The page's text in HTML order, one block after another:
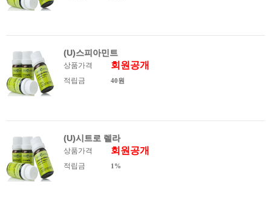
(U)스피아민트
상품가격 회원공개
적립금 40원
(U)시트로 렐라
상품가격 회원공개
적립금 1%